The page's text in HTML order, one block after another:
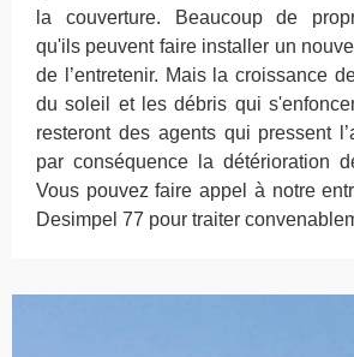
la couverture. Beaucoup de
qu'ils peuvent faire installer un
de l’entretenir. Mais la croissance
du soleil et les débris qui
resteront des agents qui pressent
par conséquence la détérioration
Vous pouvez faire appel à notre
Desimpel 77 pour traiter